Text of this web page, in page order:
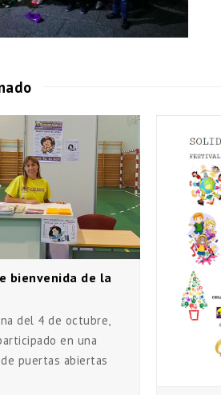
bienvenida de la
del 4 de octubre,
en una
puertas abiertas